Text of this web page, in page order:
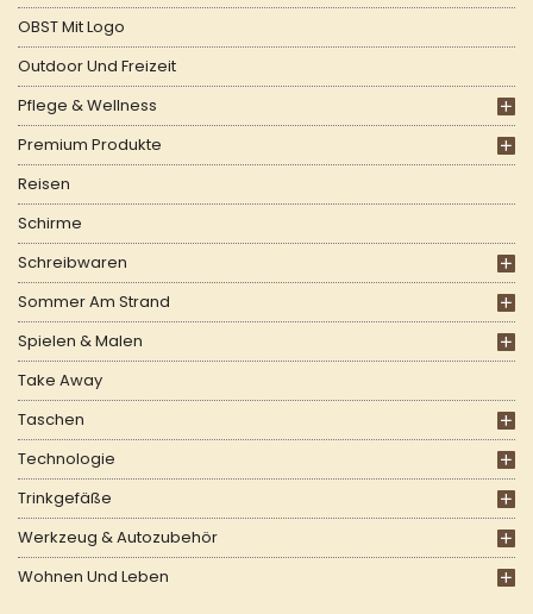
OBST Mit Logo
Outdoor Und Freizeit
Pflege & Wellness
Premium Produkte
Reisen
Schirme
Schreibwaren
Sommer Am Strand
Spielen & Malen
Take Away
Taschen
Technologie
Trinkgefäße
Werkzeug & Autozubehör
Wohnen Und Leben